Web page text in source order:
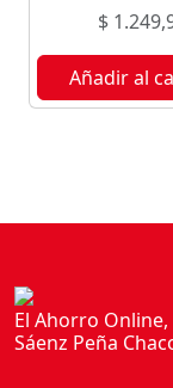
$
Añadir al
El Ahorro
Sáenz Peña